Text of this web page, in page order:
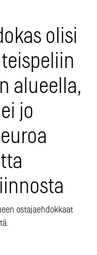
olisi
alueella,
jo
ostajaehdokkaat